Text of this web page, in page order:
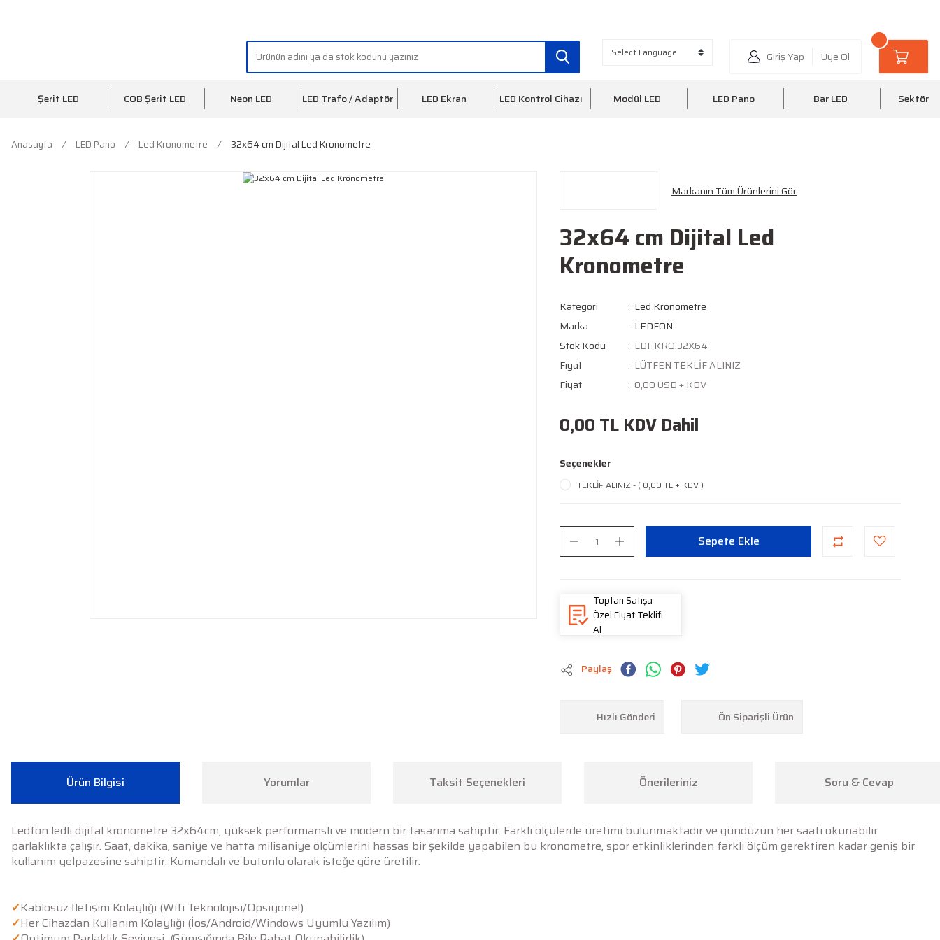
Giriş Yap Üye Ol
Şerit LED COB Şerit LED Neon LED LED Trafo / Adaptör LED Ekran LED Kontrol Cihazı Modül LED LED Pano Bar LED Sektörel
Anasayfa LED Pano Led Kronometre 32x64 cm Dijital Led Kronometre
Markanın Tüm Ürünlerini Gör
32x64 cm Dijital Led
Kronometre
Kategori
Led Kronometre
Marka
LEDFON
Stok Kodu
LDF.KRO.32X64
Fiyat
LÜTFEN TEKLİF ALINIZ
Fiyat
0,00 USD + KDV
0,00 TL KDV Dahil
Seçenekler
TEKLİF ALINIZ - ( 0,00 TL + KDV )
Sepete Ekle
Toptan Satışa
Özel Fiyat Teklifi
Al
Paylaş
Hızlı Gönderi Ön Siparişli Ürün
Ürün Bilgisi Yorumlar Taksit Seçenekleri Önerileriniz Soru & Cevap
Ledfon ledli dijital kronometre 32x64cm, yüksek performanslı ve modern bir tasarıma sahiptir. Farklı ölçülerde üretimi bulunmaktadır ve gündüzün her saati okunabilir
parlaklıkta çalışır. Saat, dakika, saniye ve hatta milisaniye ölçümlerini hassas bir şekilde yapabilen bu kronometre, spor etkinliklerinden farklı ölçüm gerektiren kadar geniş bir
kullanım yelpazesine sahiptir. Kumandalı ve butonlu olarak isteğe göre üretilir.
✓Kablosuz İletişim Kolaylığı (Wifi Teknolojisi/Opsiyonel)
✓Her Cihazdan Kullanım Kolaylığı (İos/Android/Windows Uyumlu Yazılım)